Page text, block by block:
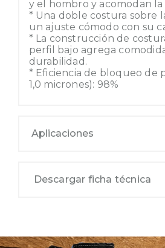
y el hombro y acomodan la
* Una doble costura sobre
un ajuste cómodo con su
* La construcción de
perfil bajo agrega
durabilidad.
* Eficiencia de bloqueo de
1,0 micrones): 98%
Aplicaciones
Descargar ficha técnica